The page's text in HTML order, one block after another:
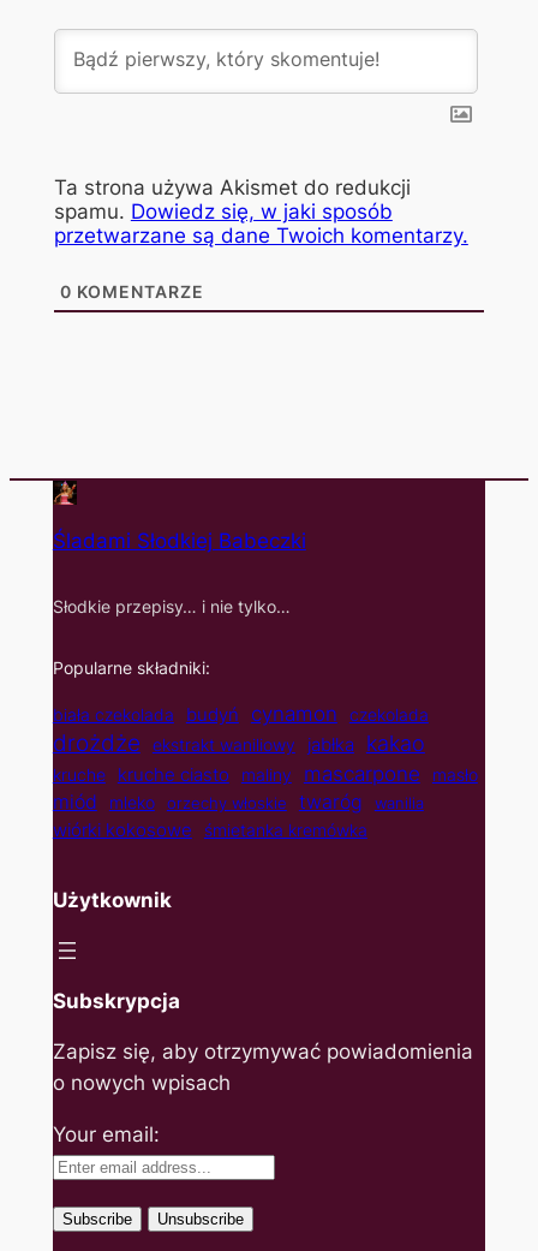
Ta strona używa Akismet do redukcji
spamu. Dowiedz się, w jaki sposób
przetwarzane są dane Twoich komentarzy.
0 KOMENTARZE
Śladami Słodkiej Babeczki
Słodkie przepisy… i nie tylko…
Popularne składniki:
biała czekolada budyń cynamon czekolada
drożdże ekstrakt waniliowy jabłka kakao
kruche kruche ciasto maliny mascarpone masło
miód mleko orzechy włoskie twaróg wanilia
wiórki kokosowe śmietanka kremówka
Użytkownik
Subskrypcja
Zapisz się, aby otrzymywać powiadomienia
o nowych wpisach
Your email: